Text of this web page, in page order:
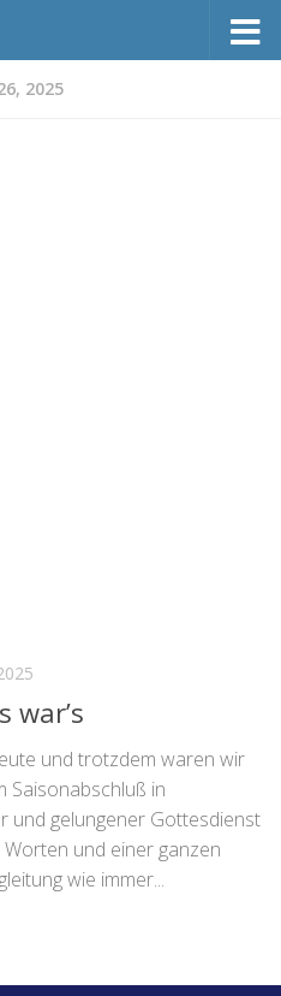
2025
war’s
und trotzdem waren wir
Saisonabschluß in
und gelungener Gottesdienst
und einer ganzen
wie immer...